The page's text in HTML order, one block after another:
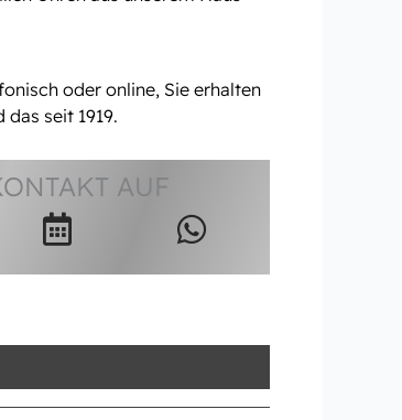
oder online, Sie erhalten
seit 1919.
AUF